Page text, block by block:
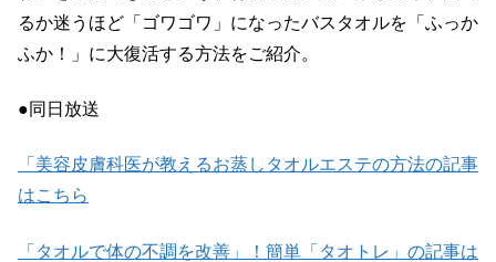
るか迷うほど「ゴワゴワ」になったバスタオルを「ふっか
ふか！」に大復活する方法をご紹介。
●同日放送
「美容皮膚科医が教えるお蒸しタオルエステの方法の記事
はこちら
「タオルで体の不調を改善」！簡単「タオトレ」の記事は